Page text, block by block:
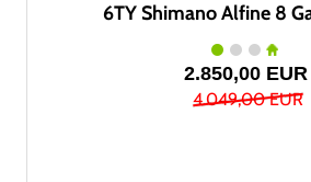
6TY Shimano Alfine 8
2.850,00 EUR
4.049,00 EUR